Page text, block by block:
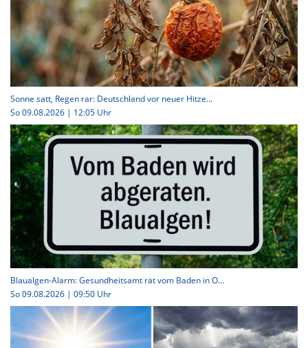
Sonne satt, Regen rar: Deutschland vor neuer Hitze...
So 09.08.2026 | 12:05 Uhr
Blaualgen-Alarm: Gesundheitsamt rät vom Baden in O...
So 09.08.2026 | 09:50 Uhr